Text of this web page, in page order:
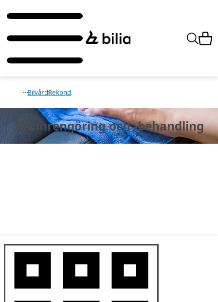
BilvårdRekond
Skinnrengöringoch -behandling